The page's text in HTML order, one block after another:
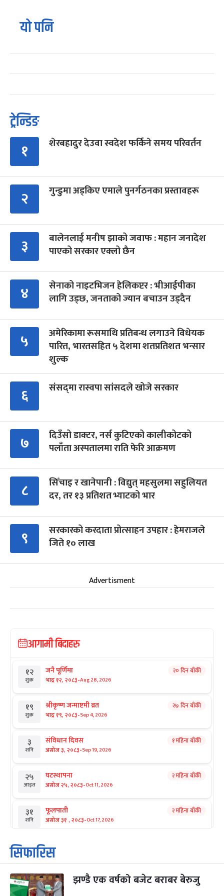
यो पनि
ट्रेन्डिङ
१ शेरबहादुर देउवा स्वदेश फर्किने समय परिवर्तन
२ गुन्डुमा अड्किए एमाले पुनर्गठनका प्रस्तावहरू
३
बालेनलाई मनीष झाको जवाफ : महान जनादेश
पाएको सरकार एक्लो छैन
४
सेनाको नाइटभिजन हेलिकप्टर : भीआईपीका
लागि उड्छ, जनताको ज्यान बचाउन उड्दैन
५
अमेरिकामा रूसमाथि प्रतिबन्ध लगाउने विधेयक
पारित, भारतसहित ५ देशमा शतप्रतिशत भन्सार
शुल्क
६ संसद्‍मा रास्वपा सांसदले खोजे सरकार
७
दिउँसो डाक्टर, नर्स कुटिएको कालीकोटको
पलाँता अस्पतालमा राति फेरि आक्रमण
८
सिँचाइ र खानेपानी : विद्युत् महसुलमा सहुलियत
दर, तर १३ प्रतिशत भ्याटको भार
९
सरकारको करदाता प्रोत्साहन उपहार : हेमराजले
जिते १० लाख
Advertisment
आगामी बिदाहरु
१२
शुक्र
जनै पूर्णिमा
भाद्र १२, २०८३-Aug 28, 2026
२० दिन बाँकी
१९
शुक्र
श्रीकृष्ण जन्माष्टमी व्रत
भाद्र १९, २०८३-Sep 4, 2026
२७ दिन बाँकी
३
शनि
संविधान दिवस
असोज ३, २०८३-Sep 19, 2026
१ महिना बाँकी
२५
आइत
घटस्थापना
असोज २५, २०८३-Oct 11, 2026
२ महिना बाँकी
३१
शनि
फूलपाती
असोज ३१ , २०८३-Oct 17, 2026
२ महिना बाँकी
१
आइत
कार्तिक सङ्क्रान्ति
कार्तिक १, २०८३
३
मंगल
महानवमी
कार्तिक ३, २०८३
२ महिना बाँकी
सिफारिस
झण्डै एक वर्षको बजेट बराबर बेरुजु